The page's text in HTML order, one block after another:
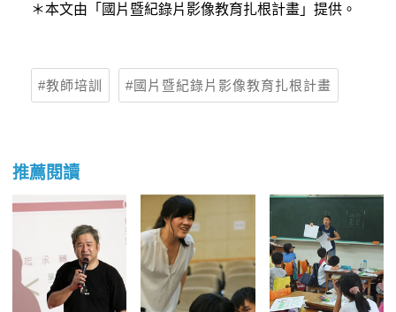
＊本文由「國片暨紀錄片影像教育扎根計畫」提供。
教師培訓 國片暨紀錄片影像教育扎根計畫
推薦閱讀